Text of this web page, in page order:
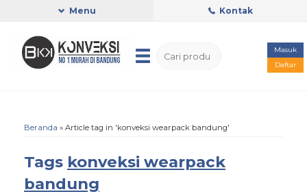
Menu Kontak
Masuk
Daftar
Beranda » Article tag in 'konveksi wearpack bandung'
Tags konveksi wearpack
bandung